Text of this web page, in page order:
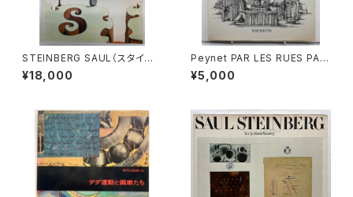
STEINBERG SAUL（スタイン
バーグ） Derrière le Miroir
n.157 1966年 Maeght Edi
¥18,000
Peynet PAR LES RUES PAR
LES RÊVES（ペイネ） 1963
年 HACHETTE
¥5,000